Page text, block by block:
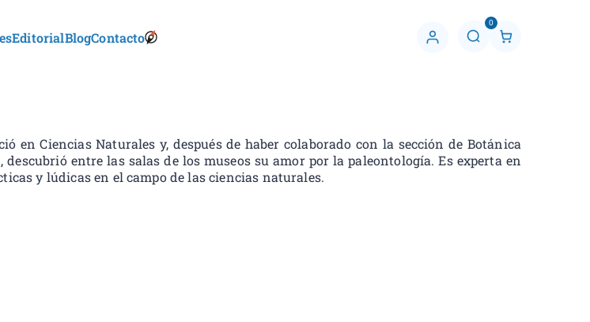
EditorialBlogContactoS
t
o
n
C
0
en Ciencias Naturales y, después de haber colaborado con la sección de Botánica
entre las salas de los museos su amor por la paleontología. Es experta en
y lúdicas en el campo de las ciencias naturales.